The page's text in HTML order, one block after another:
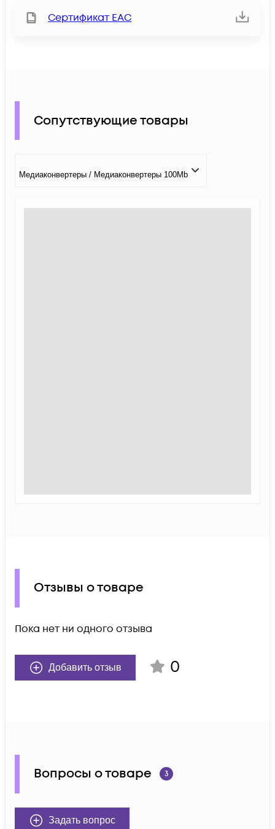
Сертификат ЕАС
Сопутствующие товары
Медиаконвертеры / Медиаконвертеры 100Mb
Отзывы о товаре
Пока нет ни одного отзыва
Добавить отзыв 0
Вопросы о товаре 3
Задать вопрос